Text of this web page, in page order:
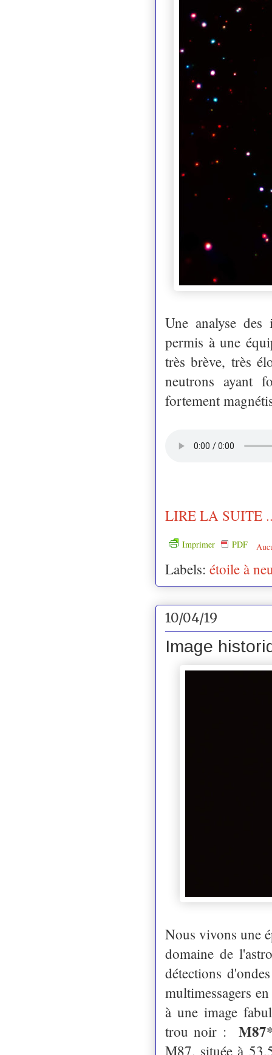
Une analyse
permis à une
très brève, très
neutrons ayant
fortement
LIRE LA SUITE
Imprimer PDF
Labels: étoile à
10/04/19
Image
Nous vivons une
domaine de
détections
multimessagers
à une image
trou noir :
M87, située à